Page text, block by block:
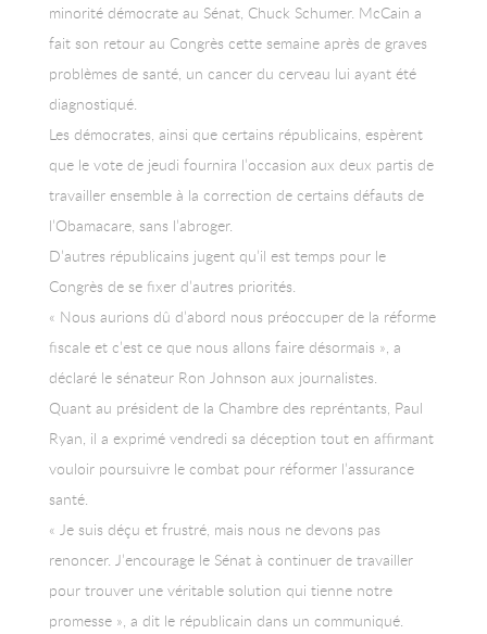
minorité démocrate au Sénat, Chuck Schumer. McCain a
fait son retour au Congrès cette semaine après de graves
problèmes de santé, un cancer du cerveau lui ayant été
diagnostiqué.
Les démocrates, ainsi que certains républicains, espèrent
que le vote de jeudi fournira l’occasion aux deux partis de
travailler ensemble à la correction de certains défauts de
l’Obamacare, sans l’abroger.
D’autres républicains jugent qu’il est temps pour le
Congrès de se fixer d’autres priorités.
« Nous aurions dû d’abord nous préoccuper de la réforme
fiscale et c’est ce que nous allons faire désormais », a
déclaré le sénateur Ron Johnson aux journalistes.
Quant au président de la Chambre des repréntants, Paul
Ryan, il a exprimé vendredi sa déception tout en affirmant
vouloir poursuivre le combat pour réformer l’assurance
santé.
« Je suis déçu et frustré, mais nous ne devons pas
renoncer. J’encourage le Sénat à continuer de travailler
pour trouver une véritable solution qui tienne notre
promesse », a dit le républicain dans un communiqué.